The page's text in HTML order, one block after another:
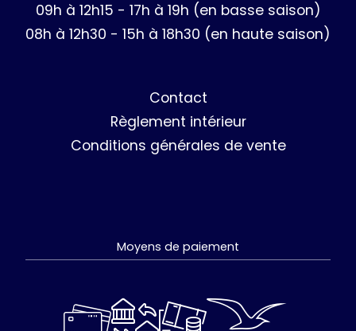
09h à 12h15 - 17h à 19h (en basse saison)
08h à 12h30 - 15h à 18h30 (en haute saison)
Contact
Règlement intérieur
Conditions générales de vente
Moyens de paiement